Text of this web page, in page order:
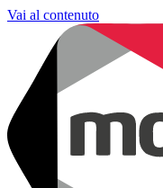
Vai al contenuto